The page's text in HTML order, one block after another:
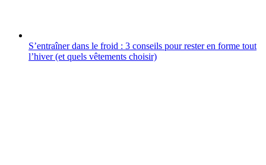
S’entraîner dans le froid : 3 conseils pour rester en forme tout
l’hiver (et quels vêtements choisir)